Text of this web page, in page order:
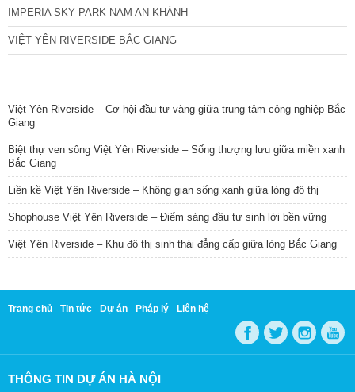
IMPERIA SKY PARK NAM AN KHÁNH
VIỆT YÊN RIVERSIDE BẮC GIANG
Việt Yên Riverside – Cơ hội đầu tư vàng giữa trung tâm công nghiệp Bắc
Giang
Biệt thự ven sông Việt Yên Riverside – Sống thượng lưu giữa miền xanh
Bắc Giang
Liền kề Việt Yên Riverside – Không gian sống xanh giữa lòng đô thị
Shophouse Việt Yên Riverside – Điểm sáng đầu tư sinh lời bền vững
Việt Yên Riverside – Khu đô thị sinh thái đẳng cấp giữa lòng Bắc Giang
Trang chủ Tin tức Dự án Pháp lý Liên hệ
THÔNG TIN DỰ ÁN HÀ NỘI